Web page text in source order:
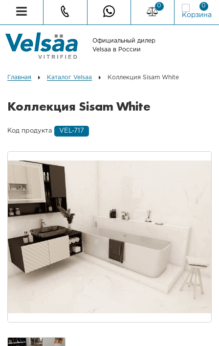
0 0
Официальный дилер
Velsaa в России
Главная Каталог Velsaa Коллекция Sisam White
Коллекция Sisam White
Код продукта VEL-717